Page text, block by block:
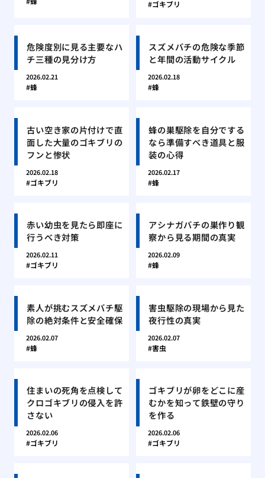
ゴキブリ
危険度別に見る主要なハ
チ三種の見分け方
2026.02.21
蜂
スズメバチの危険な季節
と年間の活動サイクル
2026.02.18
蜂
古い空き家の片付けで直
面した大量のゴキブリの
フンと惨状
2026.02.18
ゴキブリ
蜂の巣駆除を自分でする
なら準備すべき道具と服
装の心得
2026.02.17
蜂
赤い幼虫を見たら即座に
行うべき対策
2026.02.11
ゴキブリ
アシナガバチの巣作り観
察から見る期間の真実
2026.02.09
蜂
素人が挑むスズメバチ駆
除の絶対条件と安全確保
2026.02.07
蜂
害虫駆除の現場から見た
夜行性の真実
2026.02.07
害虫
住まいの死角を点検して
クロゴキブリの侵入を許
さない
2026.02.06
ゴキブリ
ゴキブリが卵をどこに産
むかを知って鉄壁の守り
を作る
2026.02.06
ゴキブリ